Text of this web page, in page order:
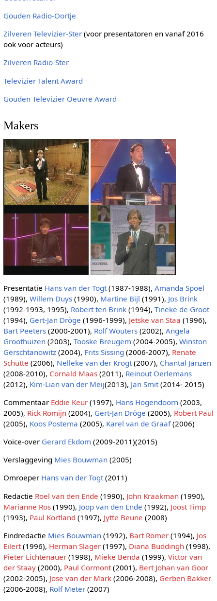
Gouden Radio-Oortje
Zilveren Televizier-Ster(voor presentatoren en vanaf 2016
ook voor acteurs)
Zilveren Radio-Ster
Televizier Talent Award
Gouden Televizier Oeuvre Award
Makers
Presentatie Hans van der Togt(1987-1988), Amanda Spoel
(1989), Willem Duys(1990), Martine Bijl (1991), Jos Brink
(1992-1993, 1995), Robert ten Brink(1994), Tineke de Groot
(1994), Gert-Jan Dröge (1996-1999), Jetske van Staa (1996),
Bart Peeters(2000-2001), Rolf Wouters(2002), Angela
Groothuizen(2003), Tooske Breugem (2004-2005), Winston
Gerschtanowitz(2004), Frits Sissing (2006-2007), Renate
Schutte (2006), Nelleke van der Krogt(2007), Chantal Janzen
(2008-2010), Cornald Maas(2011), Reinout Oerlemans
(2012), Kim-Lian van der Meij(2013), Jan Smit(2014- 2015)
Commentaar Eddie Keur(1997), Hans Hogendoorn(2003,
2005), Rick Romijn(2004), Gert-Jan Dröge (2005), Robert Paul
(2005), Koos Postema (2005), Karel van de Graaf(2006)
Voice-over Gerard Ekdom (2009-2011)(2015)
Verslaggeving Mies Bouwman(2005)
Omroeper Hans van der Togt(2011)
Redactie Roel van den Ende (1990), John Kraakman(1990),
Marianne Ros(1990), Joop van den Ende (1992), Joost Timp
(1993), Paul Kortland (1997), Jytte Beune (2008)
Eindredactie Mies Bouwman(1992), Bart Römer(1994), Jos
Eilert(1996), Herman Slager(1997), Diana Buddingh(1998),
Pieter Lichtenauer(1998), Mieke Benda (1999), Victor van
der Staay(2000), Paul Cormont(2001), Bert Johan van Goor
(2002-2005), Jose van der Mark(2006-2008), Gerben Bakker
(2006-2008), Rolf Meter(2007)